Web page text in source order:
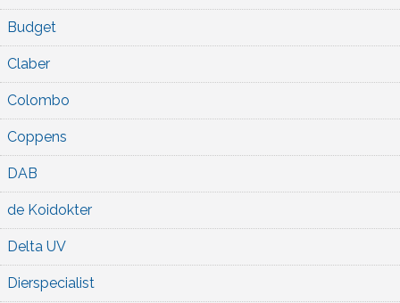
Budget
Claber
Colombo
Coppens
DAB
de Koidokter
Delta UV
Dierspecialist